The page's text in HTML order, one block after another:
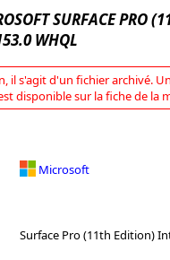
SURFACE PRO
WHQL
il s'agit d'un fichier archivé.
disponible sur la fiche de la
Microsoft
Surface Pro (11th Edition)